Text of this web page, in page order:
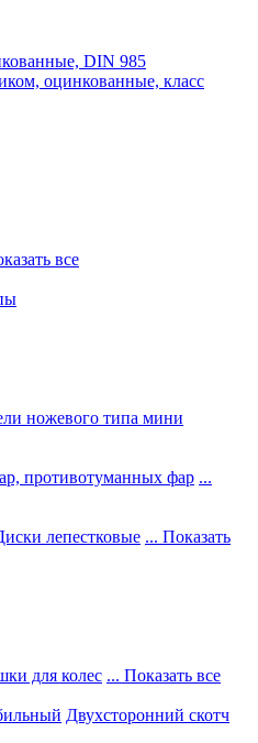
DIN 985
оцинкованные, класс
все
ножевого типа мини
противотуманных фар ...
лепестковые ... Показать
для колес ... Показать все
Двухсторонний скотч